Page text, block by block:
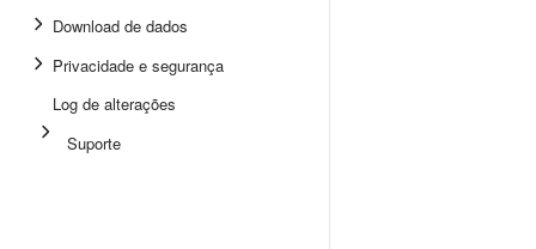
Download de dados
Privacidade e segurança
Log de alterações
Suporte